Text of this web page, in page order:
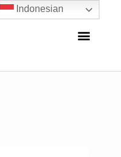
Indonesian